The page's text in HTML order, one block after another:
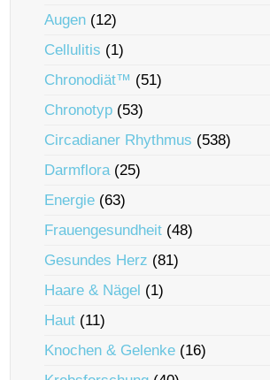
Augen (12)
Cellulitis (1)
Chronodiät™ (51)
Chronotyp (53)
Circadianer Rhythmus (538)
Darmflora(25)
Energie (63)
Frauengesundheit (48)
Gesundes Herz (81)
Haare & Nägel (1)
Haut (11)
Knochen & Gelenke (16)